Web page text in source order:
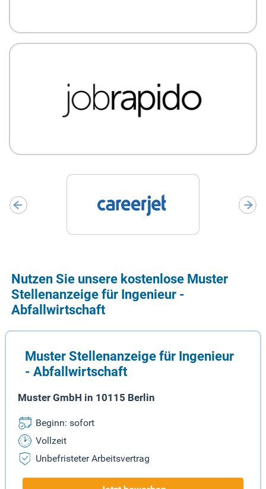
Nutzen Sie unsere kostenlose Muster
Stellenanzeige für Ingenieur -
Abfallwirtschaft
Muster Stellenanzeige für Ingenieur
- Abfallwirtschaft
Muster GmbH in 10115 Berlin
Beginn: sofort
Vollzeit
Unbefristeter Arbeitsvertrag